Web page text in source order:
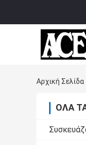
Αρχική Σελίδα
ΌΛΑ